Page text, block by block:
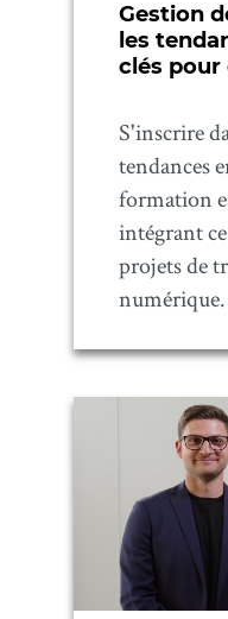
Gestion
les
clés pour
S'inscrire
tendances
formation
intégrant
projets de